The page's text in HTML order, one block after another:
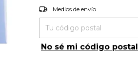
Entregas para el CP:
Medios de envío
No sé mi código postal